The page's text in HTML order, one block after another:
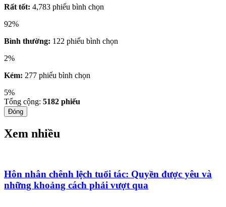
Rất tốt: 4,783 phiếu bình chọn
92%
Bình thường: 122 phiếu bình chọn
2%
Kém: 277 phiếu bình chọn
5%
Tổng cộng: 5182 phiếu
Đóng
Xem nhiều
Hôn nhân chênh lệch tuổi tác: Quyền được yêu và
những khoảng cách phải vượt qua